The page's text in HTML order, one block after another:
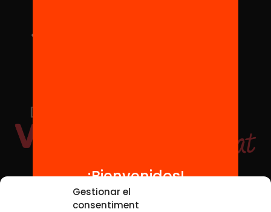
Gestionar el
consentiment
Redes sociales¡Bienvenidos!